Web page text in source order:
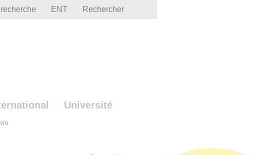
ENT Rechercher
Université